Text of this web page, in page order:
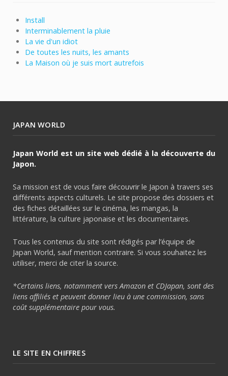
Install
Interminablement la pluie
La vie d'un idiot
De toutes les nuits, les amants
La Maison où je suis mort autrefois
JAPAN WORLD
Japan World est un site web dédié à la découverte du
Japon.
Sa mission est de vous faire découvrir le Japon à travers ses
différents aspects culturels. Le site propose des dossiers et
des fiches détaillées sur le cinéma, les mangas, la
littérature, la culture japonaise et les documentaires.
Tous les contenus du site sont rédigés par l’équipe de
Japan World, sauf mention contraire. Si vous souhaitez les
utiliser, merci de citer la source.
*Certains liens, notamment vers Amazon et CDJapan, sont des
liens affiliés et peuvent donner lieu à une commission, sans
coût supplémentaire pour vous.
LE SITE EN CHIFFRES